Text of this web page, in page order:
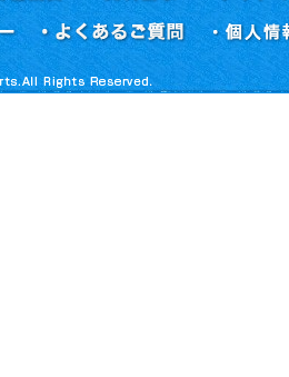
プライバシーポリシー よくあるご質問